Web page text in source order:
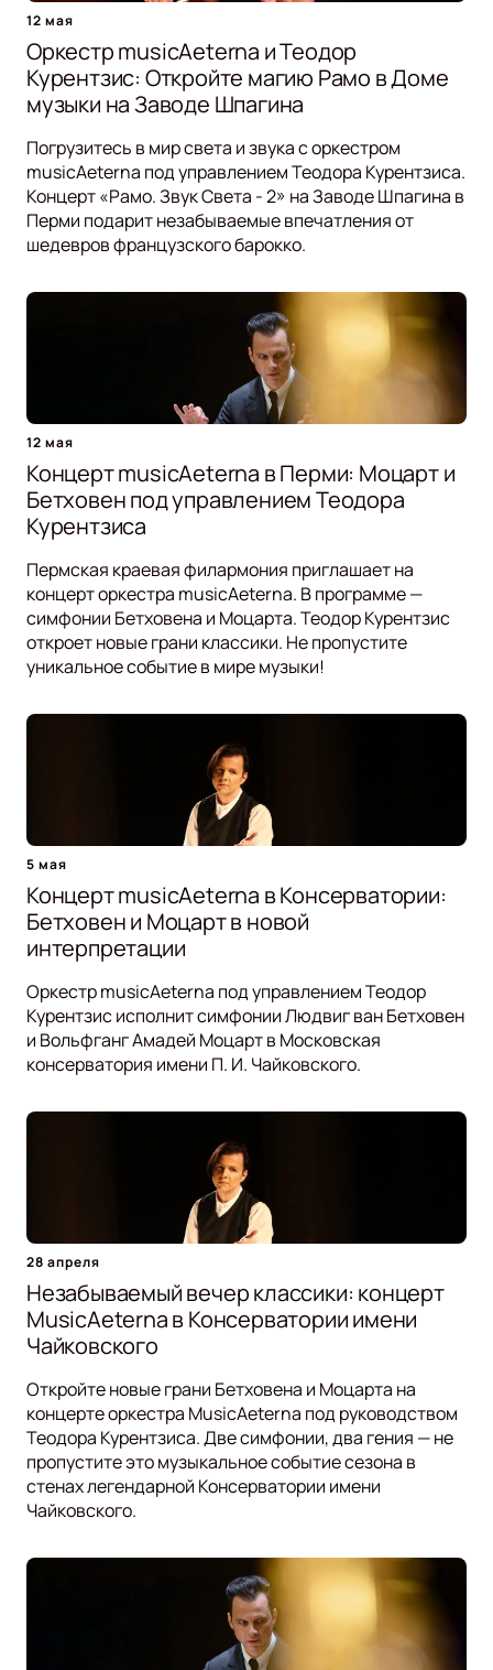
12 мая
Оркестр musicAeterna и Теодор
Курентзис: Откройте магию Рамо в Доме
музыки на Заводе Шпагина
Погрузитесь в мир света и звука с оркестром
musicAeterna под управлением Теодора Курентзиса.
Концерт «Рамо. Звук Света - 2» на Заводе Шпагина в
Перми подарит незабываемые впечатления от
шедевров французского барокко.
12 мая
Концерт musicAeterna в Перми: Моцарт и
Бетховен под управлением Теодора
Курентзиса
Пермская краевая филармония приглашает на
концерт оркестра musicAeterna. В программе —
симфонии Бетховена и Моцарта. Теодор Курентзис
откроет новые грани классики. Не пропустите
уникальное событие в мире музыки!
5 мая
Концерт musicAeterna в Консерватории:
Бетховен и Моцарт в новой
интерпретации
Оркестр musicAeterna под управлением Теодор
Курентзис исполнит симфонии Людвиг ван Бетховен
и Вольфганг Амадей Моцарт в Московская
консерватория имени П. И. Чайковского.
28 апреля
Незабываемый вечер классики: концерт
MusicAeterna в Консерватории имени
Чайковского
Откройте новые грани Бетховена и Моцарта на
концерте оркестра MusicAeterna под руководством
Теодора Курентзиса. Две симфонии, два гения — не
пропустите это музыкальное событие сезона в
стенах легендарной Консерватории имени
Чайковского.